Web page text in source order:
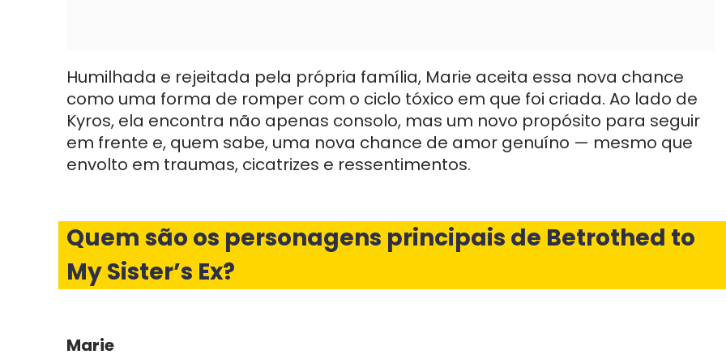
Humilhada e rejeitada pela própria família, Marie aceita essa nova chance
como uma forma de romper com o ciclo tóxico em que foi criada. Ao lado de
Kyros, ela encontra não apenas consolo, mas um novo propósito para seguir
em frente e, quem sabe, uma nova chance de amor genuíno — mesmo que
envolto em traumas, cicatrizes e ressentimentos.
Quem são os personagens principais de Betrothed to
My Sister’s Ex?
Marie